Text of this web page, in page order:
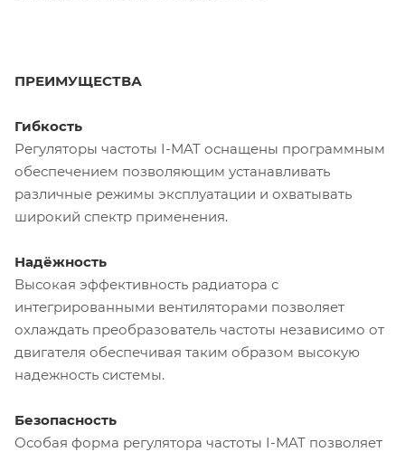
ПРЕИМУЩЕСТВА
Гибкость
Регуляторы частоты I-МAT оснащены программным
обеспечением позволяющим устанавливать
различные режимы эксплуатации и охватывать
широкий спектр применения.
Надёжность
Высокая эффективность радиатора с
интегрированными вентиляторами позволяет
охлаждать преобразователь частоты независимо от
двигателя обеспечивая таким образом высокую
надежность системы.
Безопасность
Особая форма регулятора частоты I-МAT позволяет